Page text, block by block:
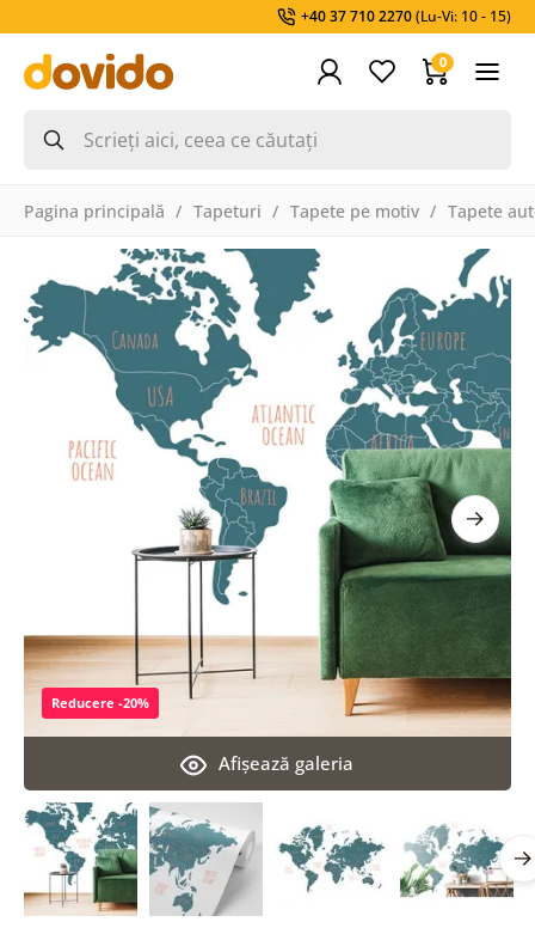
+40 37 710 2270(Lu-Vi: 10 - 15)
0
Pagina principală Tapeturi Tapete pe motiv Tapete
Afişează galeria
Reducere -20%